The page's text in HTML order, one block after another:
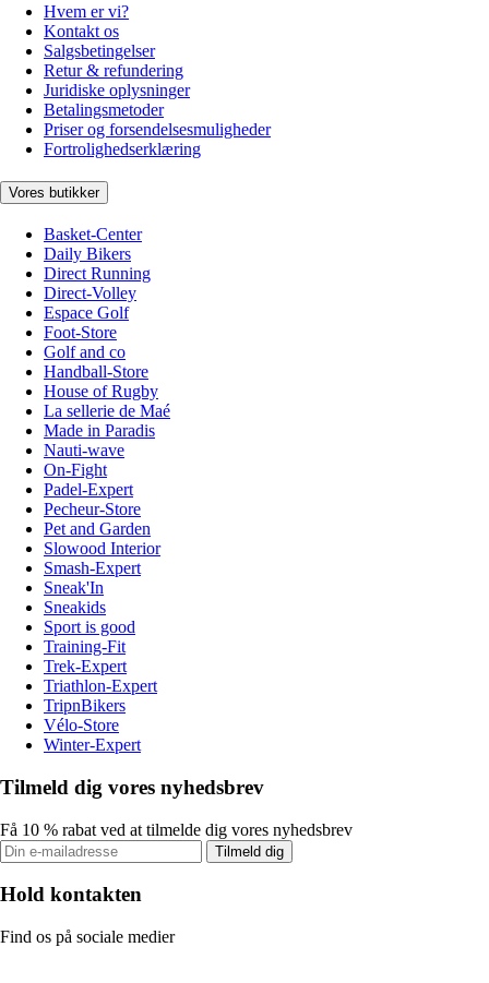
Hvem er vi?
Kontakt os
Salgsbetingelser
Retur & refundering
Juridiske oplysninger
Betalingsmetoder
Priser og forsendelsesmuligheder
Fortrolighedserklæring
Vores butikker
Basket-Center
Daily Bikers
Direct Running
Direct-Volley
Espace Golf
Foot-Store
Golf and co
Handball-Store
House of Rugby
La sellerie de Maé
Made in Paradis
Nauti-wave
On-Fight
Padel-Expert
Pecheur-Store
Pet and Garden
Slowood Interior
Smash-Expert
Sneak'In
Sneakids
Sport is good
Training-Fit
Trek-Expert
Triathlon-Expert
TripnBikers
Vélo-Store
Winter-Expert
Tilmeld dig vores nyhedsbrev
Få 10 % rabat ved at tilmelde dig vores nyhedsbrev
Tilmeld dig
Hold kontakten
Find os på sociale medier